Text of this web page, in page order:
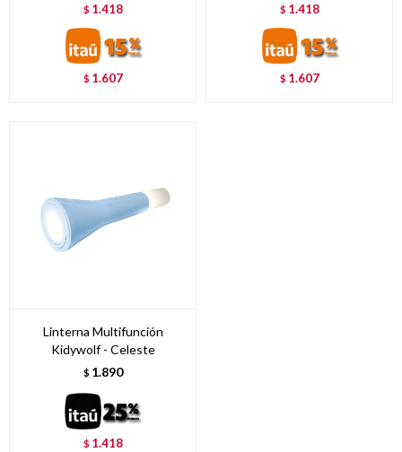
$ 1.418
$ 1.607
$ 1.418
$ 1.607
Linterna Multifunción
Kidywolf - Celeste
$ 1.890
$ 1.418